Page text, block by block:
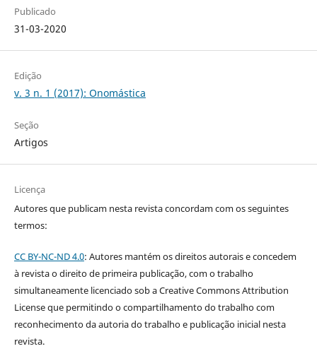
Publicado
31-03-2020
Edição
v. 3 n. 1 (2017): Onomástica
Seção
Artigos
Licença
Autores que publicam nesta revista concordam com os seguintes
termos:
CC BY-NC-ND 4.0: Autores mantém os direitos autorais e concedem
à revista o direito de primeira publicação, com o trabalho
simultaneamente licenciado sob a Creative Commons Attribution
License que permitindo o compartilhamento do trabalho com
reconhecimento da autoria do trabalho e publicação inicial nesta
revista.